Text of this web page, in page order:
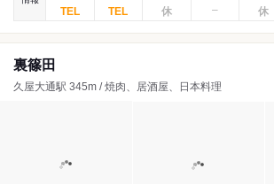
裏篠田
久屋大通駅 345m / 焼肉、居酒屋、日本料理